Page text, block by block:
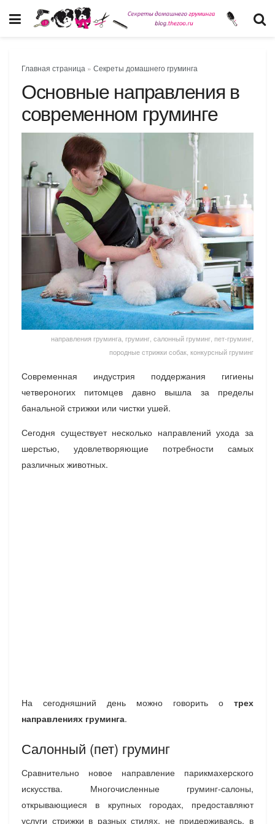
Главная страница » Секреты домашнего груминга
Основные направления в
современном груминге
направления груминга, груминг, салонный груминг, пет-груминг,
породные стрижки собак, конкурсный груминг
Современная индустрия поддержания гигиены
четвероногих питомцев давно вышла за пределы
банальной стрижки или чистки ушей.
Сегодня существует несколько направлений ухода за
шерстью, удовлетворяющие потребности самых
различных животных.
На сегодняшний день можно говорить о трех
направлениях груминга.
Салонный (пет) груминг
Сравнительно новое направление парикмахерского
искусства. Многочисленные груминг-салоны,
открывающиеся в крупных городах, предоставляют
услуги стрижки в разных стилях, не придерживаясь, в